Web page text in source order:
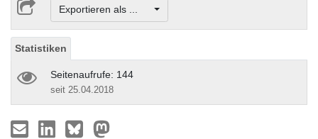
Exportieren als ...
Statistiken
Seitenaufrufe: 144
seit 25.04.2018